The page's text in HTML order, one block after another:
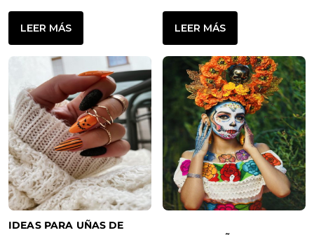
LEER MÁS LEER MÁS
IDEAS PARA UÑAS DE